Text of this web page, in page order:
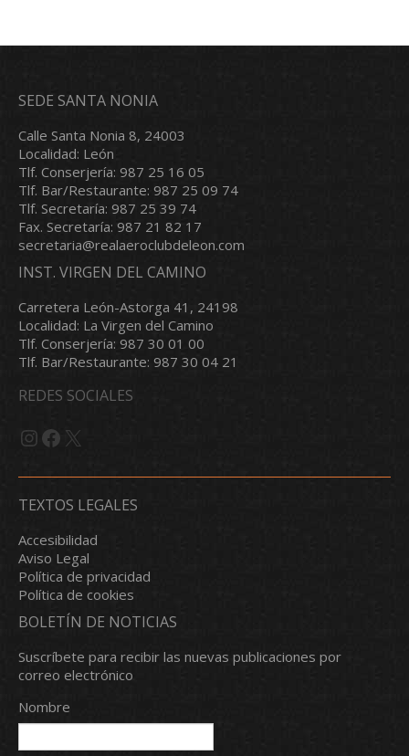
SEDE SANTA NONIA
Calle Santa Nonia 8, 24003
Localidad: León
Tlf. Conserjería: 987 25 16 05
Tlf. Bar/Restaurante: 987 25 09 74
Tlf. Secretaría: 987 25 39 74
Fax. Secretaría: 987 21 82 17
secretaria@realaeroclubdeleon.com
INST. VIRGEN DEL CAMINO
Carretera León-Astorga 41, 24198
Localidad: La Virgen del Camino
Tlf. Conserjería: 987 30 01 00
Tlf. Bar/Restaurante: 987 30 04 21
REDES SOCIALES
Instagram
Facebook
X
TEXTOS LEGALES
Accesibilidad
Aviso Legal
Política de privacidad
Política de cookies
BOLETÍN DE NOTICIAS
Suscríbete para recibir las nuevas publicaciones por
correo electrónico
Nombre